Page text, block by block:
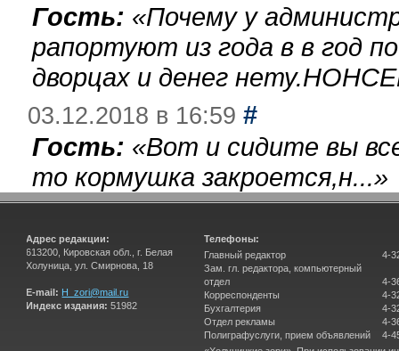
Гость: «Почему у
рапортуют из года в в год
дворцах и денег
03.12.2018 в 16:59 #
Гость: «Вот и сидите вы
то кормушка закроется,н...»
Адрес редакции:
613200, Кировская обл., г. Белая
Холуница, ул. Смирнова, 18
E-mail: H_zori@mail.ru
Индекс издания: 51982
Телефоны:
Главный редактор
Зам. гл. редактора, компьютерный
отдел
Корреспонденты
Бухгалтерия
Отдел рекламы
Полиграфуслуги, прием объявлений
4-
4-
4-
4-
4-
4-